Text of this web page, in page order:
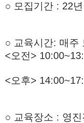
○ 모집기간 : 22
○ 교육시간: 매주
<오전>
<오후>
○ 교육장소 : 영